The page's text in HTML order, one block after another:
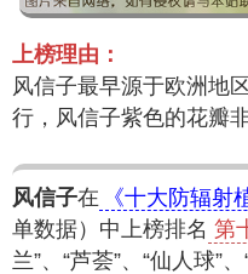
上榜理由：
风信子最早源于欧洲地
行，风信子紫色的花瓣
风信子在 《十大防辐射
单数据）中上榜排名 第
兰”、“芦荟”、“仙人球”、